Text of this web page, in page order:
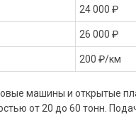
24 000 ₽
26 000 ₽
200 ₽/км
машины и открытые
от 20 до 60 тонн.